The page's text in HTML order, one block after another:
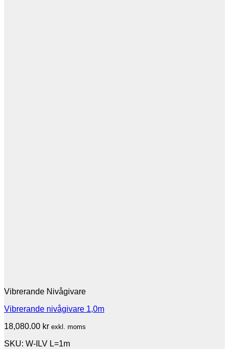
Vibrerande Nivågivare
Vibrerande nivågivare 1,0m
18,080.00 kr exkl. moms
SKU: W-ILV L=1m